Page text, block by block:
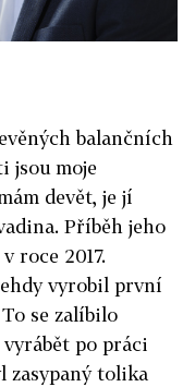
balančních
jsou moje
devět, je jí
Příběh jeho
roce 2017.
vyrobil první
se zalíbilo
po práci
zasypaný tolika